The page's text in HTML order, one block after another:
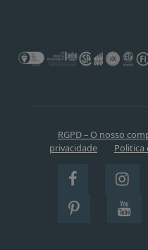
RGPD – O nosso
privacidade
Politica